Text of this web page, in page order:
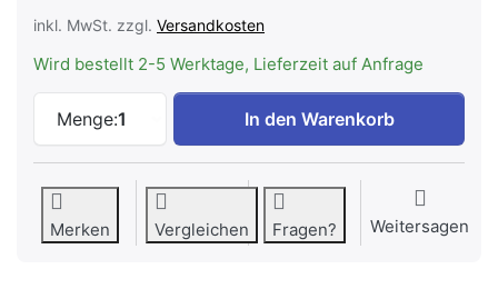
inkl. MwSt. zzgl. Versandkosten
Wird bestellt 2-5 Werktage, Lieferzeit auf Anfrage
Menge:1
ELECTROLUX EH7K1YWE Einbauherd
In den Warenkorb
Merken Vergleichen Fragen? Weitersagen